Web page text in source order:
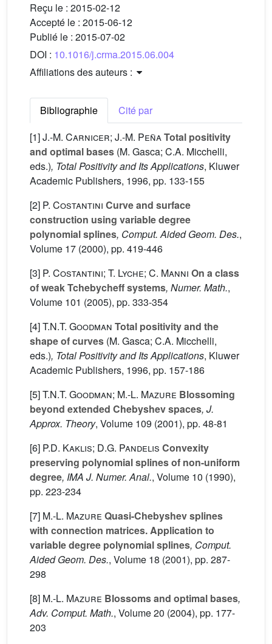
Reçu le : 2015-02-12
Accepté le : 2015-06-12
Publié le : 2015-07-02
DOI : 10.1016/j.crma.2015.06.004
Affiliations des auteurs :
Bibliographie
Cité par
[1]J.-M. Carnicer; J.-M. PeñaTotal positivity
and optimal bases (M. Gasca; C.A. Micchelli,
eds.), Total Positivity and Its Applications, Kluwer
Academic Publishers, 1996, pp. 133-155
[2] P. Costantini Curve and surface
construction using variable degree
polynomial splines, Comput. Aided Geom. Des.,
Volume 17 (2000), pp. 419-446
[3] P. Costantini; T. Lyche; C. Manni On a class
of weak Tchebycheff systems, Numer. Math.,
Volume 101 (2005), pp. 333-354
[4]T.N.T. Goodman Total positivity and the
shape of curves (M. Gasca; C.A. Micchelli,
eds.), Total Positivity and Its Applications, Kluwer
Academic Publishers, 1996, pp. 157-186
[5]T.N.T. Goodman; M.-L. Mazure Blossoming
beyond extended Chebyshev spaces, J.
Approx. Theory, Volume 109 (2001), pp. 48-81
[6] P.D. Kaklis; D.G. Pandelis Convexity
preserving polynomial splines of non-uniform
degree, IMA J. Numer. Anal., Volume 10 (1990),
pp. 223-234
[7] M.-L. Mazure Quasi-Chebyshev splines
with connection matrices. Application to
variable degree polynomial splines, Comput.
Aided Geom. Des., Volume 18 (2001), pp. 287-
298
[8] M.-L. Mazure Blossoms and optimal bases,
Adv. Comput. Math., Volume 20 (2004), pp. 177-
203